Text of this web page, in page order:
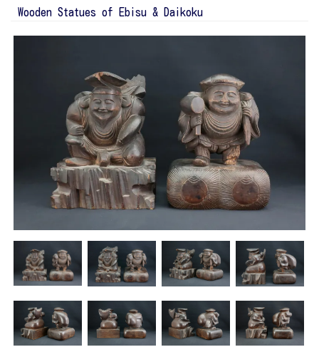
Wooden Statues of Ebisu & Daikoku